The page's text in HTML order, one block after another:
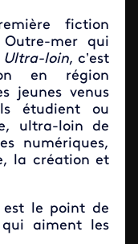
fiction
mer qui
Ultra-loin, c’est
en région
jeunes venus
étudient ou
ultra-loin de
numériques,
la création et
le point de
qui aiment les